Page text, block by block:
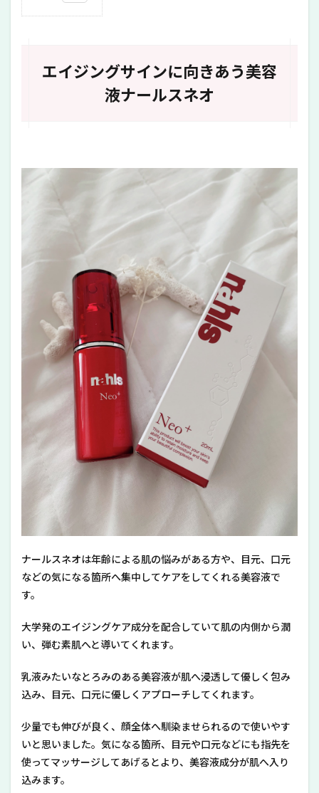
に向
ンセ
プト
3
ナー
のお
すす
めポ
イン
ト
ナー
方・
順番
は？
ナー
ルス
ネオ
い口
ナー
ルス
ネオ
の悪
い口
コミ
エイジングサインに向きあう美容
液ナールスネオ
ナールスネオは年齢による肌の悩みがある方や、目元、口元
などの気になる箇所へ集中してケアをしてくれる美容液で
す。
大学発のエイジングケア成分を配合していて肌の内側から潤
い、弾む素肌へと導いてくれます。
乳液みたいなとろみのある美容液が肌へ浸透して優しく包み
込み、目元、口元に優しくアプローチしてくれます。
少量でも伸びが良く、顔全体へ馴染ませられるので使いやす
いと思いました。気になる箇所、目元や口元などにも指先を
使ってマッサージしてあげるとより、美容液成分が肌へ入り
込みます。